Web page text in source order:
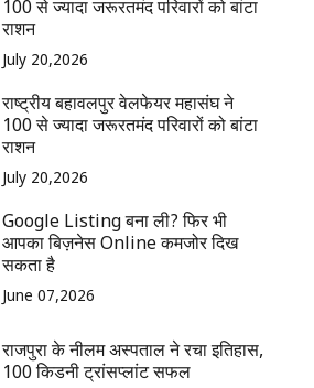
100 से ज्यादा जरूरतमंद परिवारों को बांटा
राशन
July 20,2026
राष्ट्रीय बहावलपुर वेलफेयर महासंघ ने
100 से ज्यादा जरूरतमंद परिवारों को बांटा
राशन
July 20,2026
Google Listing बना ली? फिर भी
आपका बिज़नेस Online कमजोर दिख
सकता है
June 07,2026
राजपुरा के नीलम अस्पताल ने रचा इतिहास,
100 किडनी ट्रांसप्लांट सफल